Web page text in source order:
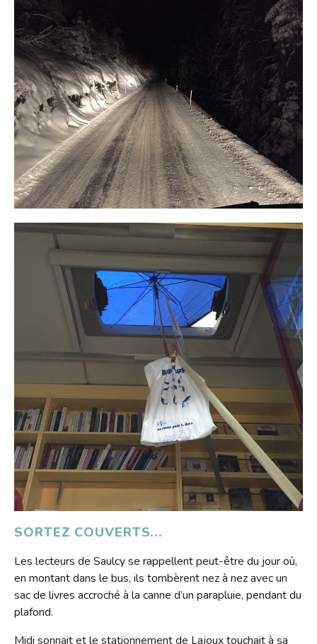
SORTEZ COUVERTS...
Les lecteurs de Saulcy se rappellent peut-être du jour où,
en montant dans le bus, ils tombèrent nez à nez avec un
sac de livres accroché à la canne d’un parapluie, pendant du
plafond.
Midi sonnait et le stationnement de Lajoux touchait à sa